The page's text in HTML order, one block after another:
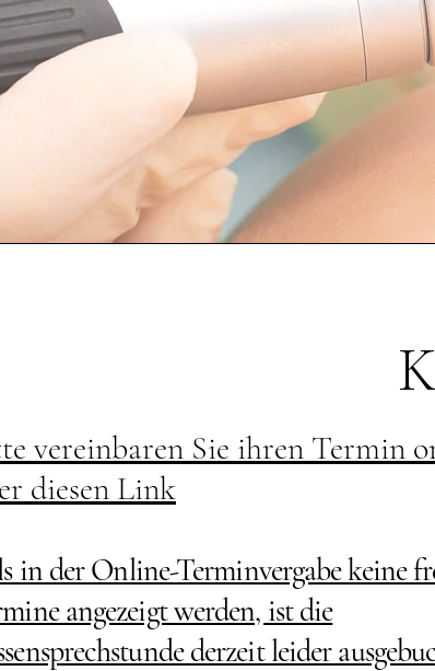
vereinbaren Sie ihren Termin
diesen Link
in der Online-Terminvergabe keine
angezeigt werden, ist die
derzeit leider